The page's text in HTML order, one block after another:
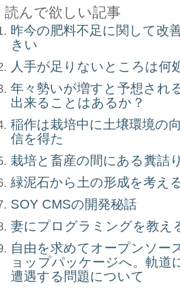
読んで欲しい記事
昨今の肥料不足に関して改
きい
人手が足りないところは何
年々勢いが増すと予想され
出来ることはあるか？
稲作は栽培中に土壌環境の
信を得た
栽培と畜産の間にある糞詰
緑泥石から土の形成を考え
SOY CMSの開発秘話
妻にプログラミングを教え
自由を求めてオープンソー
ョップパッケージへ。軌道
遭遇する問題について